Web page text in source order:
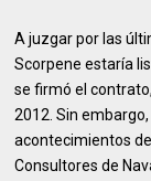
A juzgar por las
Scorpene estaría
se firmó el
2012. Sin
acontecimientos
Consultores de